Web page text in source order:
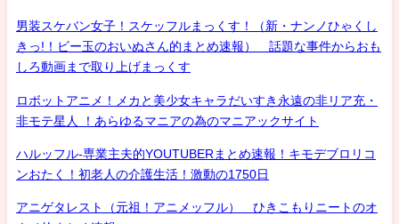
男装スケバン女子！スケッフルまっくす！（新・ナンノひゃくし
きっ!！ビー玉のおいぬさん的まとめ速報） 話題な事件からおも
しろ動画まで取り上げまっくす
ロボットアニメ！メカと美少女キャラだいすき永遠の非リア充・
非モテ星人 ！あらゆるマニアの為のマニアックサイト
ハルッフル-専業主夫的YOUTUBERまとめ速報！キモデブロリコ
ンおたく！初老人の介護生活！激動の1750日
アニゲタレスト（元祖！アニメッフル） ひきこもりニートのオ